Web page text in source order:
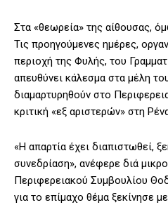
Στα «θεωρεία» της αίθουσας,
Τις προηγούμενες ημέρες,
περιοχή της Φυλής, του
απευθύνει κάλεσμα στα μέλη
διαμαρτυρηθούν στο
κριτική «εξ αριστερών» στη
«Η απαρτία έχει διαπιστωθεί,
συνεδρίαση», ανέφερε διά
Περιφερειακού Συμβουλίου
για το επίμαχο θέμα ξεκίνησε